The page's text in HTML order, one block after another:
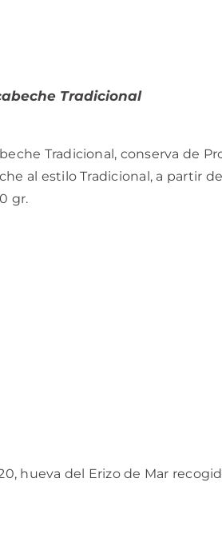
Tradicional
Tradicional, conserva de
al estilo Tradicional, a partir
gr.
hueva del Erizo de Mar